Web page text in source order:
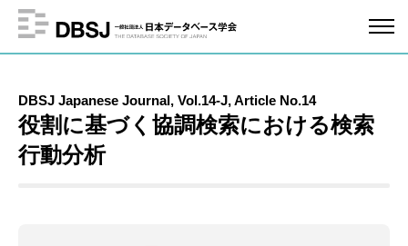
DBSJ Japanese Journal, Vol.14-J, Article No.14
役割に基づく協調検索における検索
行動分析